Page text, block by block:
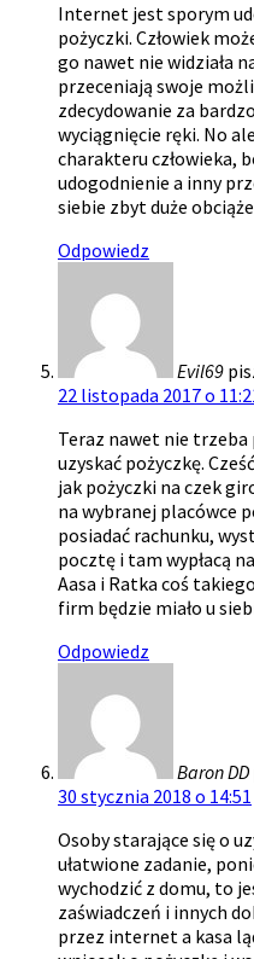
Internet jest sporym
pożyczki. Człowiek
go nawet nie widziała
przeceniają swoje
zdecydowanie za
wyciągnięcie ręki. No
charakteru człowieka,
udogodnienie a inny
siebie zbyt duże
Odpowiedz
Evil69
22 listopada 2017 o
Teraz nawet nie
uzyskać pożyczkę.
jak pożyczki na czek
na wybranej placówce
posiadać rachunku,
pocztę i tam wypłacą
Aasa i Ratka coś
firm będzie miało u
Odpowiedz
Baron DD
30 stycznia 2018 o 14:51
Osoby starające się o
ułatwione zadanie,
wychodzić z domu, to
zaświadczeń i innych
przez internet a kasa